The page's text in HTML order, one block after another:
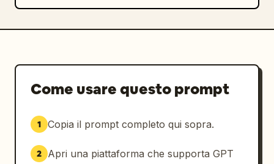
wagyu cruda marezzata etichettata "澳洲和牛 /
/ 块菌含量≥12%"; 4) panino lucido stile
18%".
Pannello benefici a destra: Aggiungere una
sulla destra intitolata "PRODUCT BENEFITS /
Come usare questo prompt
1 Copia il prompt completo qui sopra.
2
Apri una piattaforma che supporta GPT